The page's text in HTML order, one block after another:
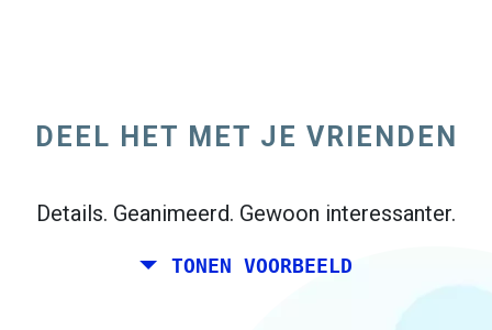
Madrid, en uw vrienden wonen in Dublin en
DEEL HET MET JE VRIENDEN
Details. Geanimeerd. Gewoon interessanter.
TONEN VOORBEELD